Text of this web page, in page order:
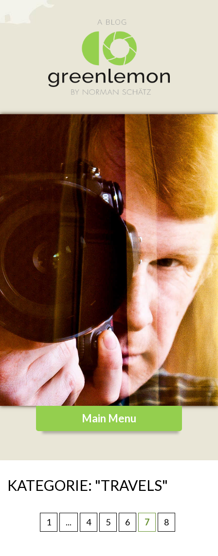
KATEGORIE: "TRAVELS"
1 ... 4 5 6 7 8